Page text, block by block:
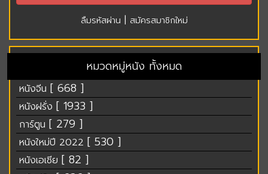
ลืมรหัสผ่าน สมัครสมาชิกใหม่
หมวดหมู่หนัง ทั้งหมด
หนังจีน [ 668 ]
หนังฝรั่ง [ 1933 ]
การ์ตูน [ 279 ]
หนังใหม่ปี 2022 [ 530 ]
หนังเอเชีย [ 82 ]